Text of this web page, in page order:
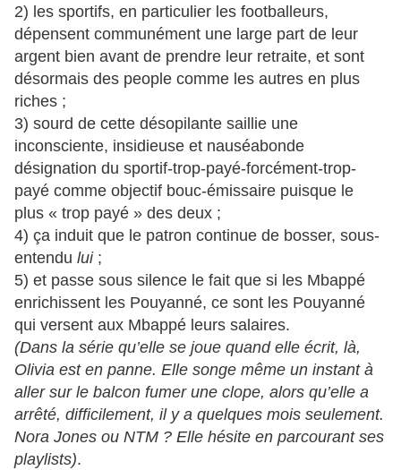
2) les sportifs, en particulier les footballeurs,
dépensent communément une large part de leur
argent bien avant de prendre leur retraite, et sont
désormais des people comme les autres en plus
riches ;
3) sourd de cette désopilante saillie une
inconsciente, insidieuse et nauséabonde
désignation du sportif-trop-payé-forcément-trop-
payé comme objectif bouc-émissaire puisque le
plus « trop payé » des deux ;
4) ça induit que le patron continue de bosser, sous-
entendu lui;
5) et passe sous silence le fait que si les Mbappé
enrichissent les Pouyanné, ce sont les Pouyanné
qui versent aux Mbappé leurs salaires.
(Dans la série qu’elle se joue quand elle écrit, là,
Olivia est en panne. Elle songe même un instant à
aller sur le balcon fumer une clope, alors qu’elle a
arrêté, difficilement, il y a quelques mois seulement.
Nora Jones ou NTM ? Elle hésite en parcourant ses
playlists).